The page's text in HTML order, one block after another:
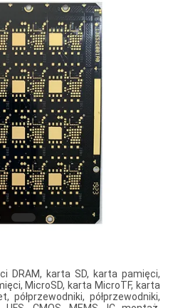
DRAM, karta SD, karta pamięci,
MicroSD, karta MicroTF, karta
półprzewodniki, półprzewodniki,